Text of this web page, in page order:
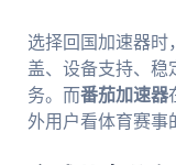
选择回国加速器时
盖、设备支持、稳
务。而番茄加速器
外用户看体育赛事